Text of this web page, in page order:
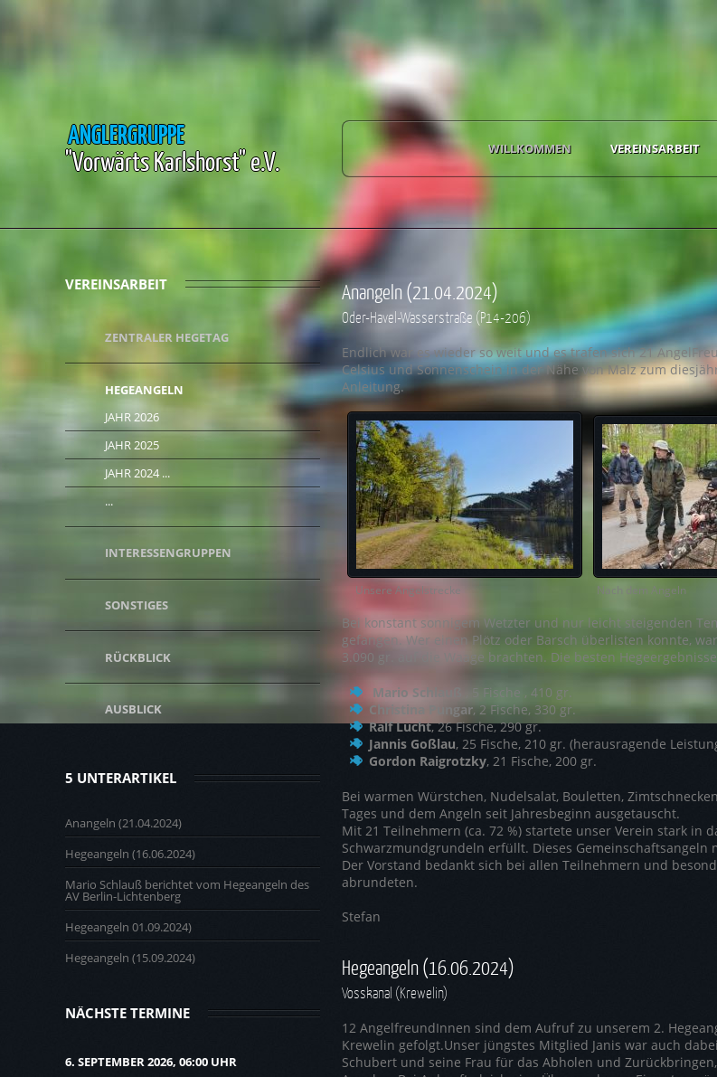
ANGLERGRUPPE
"Vorwärts Karlshorst" e.V.
WILLKOMMEN VEREINSARBEIT
VEREINSARBEIT
ZENTRALER HEGETAG
HEGEANGELN
JAHR 2026
JAHR 2025
JAHR 2024 ...
...
INTERESSENGRUPPEN
SONSTIGES
RÜCKBLICK
AUSBLICK
5 UNTERARTIKEL
Anangeln (21.04.2024)
Hegeangeln (16.06.2024)
Mario Schlauß berichtet vom Hegeangeln des
AV Berlin-Lichtenberg
Hegeangeln 01.09.2024)
Hegeangeln (15.09.2024)
NÄCHSTE TERMINE
6. SEPTEMBER 2026, 06:00 UHR
Anangeln (21.04.2024)
Oder-Havel-Wasserstraße (P14-206)
Endlich war es wieder so weit und es trafen sich 21
Celsius und Sonnenschein in der Nähe von Malz zum
Anleitung.
Unsere Angelstrecke Nach dem
Bei konstant sonnigem Wetzter und nur leicht steigenden
gefangen. Wer einen Plötz oder Barsch überlisten konnte,
3.090 gr. auf die Waage brachten. Die besten
Mario Schlauß
, 5 Fische , 410 gr.
Christina Pungar, 2 Fische, 330 gr.
Ralf Lucht, 26 Fische, 290 gr.
Jannis Goßlau, 25 Fische, 210 gr. (herausragende
Gordon Raigrotzky, 21 Fische, 200 gr. ​​​​​​
Bei warmen Würstchen, Nudelsalat, Bouletten,
Tages und dem Angeln seit Jahresbeginn ausgetauscht.
Mit 21 Teilnehmern (ca. 72 %) startete unser Verein stark in
Schwarzmundgrundeln erfüllt. Dieses Gemeinschaftsangeln
Der Vorstand bedankt sich bei allen Teilnehmern und
abrundeten.
Stefan
Hegeangeln (16.06.2024)
Vosskanal (Krewelin)
12 AngelfreundInnen sind dem Aufruf zu unserem 2.
Krewelin gefolgt.Unser jüngstes Mitglied Janis war auch
Schubert und seine Frau für das Abholen und